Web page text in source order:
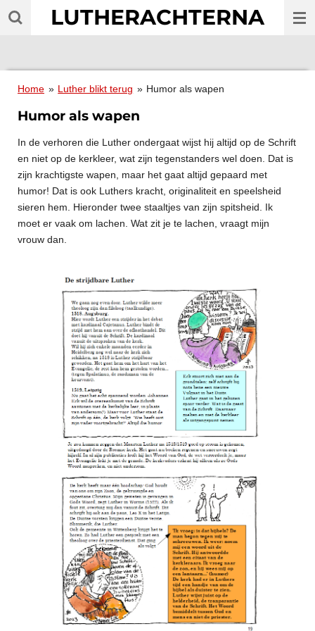
Ga
LUTHERACHTERNA
Home » Luther blikt terug » Humor als wapen
Humor als wapen
In de verhoren die Luther ondergaat wijst hij altijd op de Schrift
en niet op de kerkleer, wat zijn tegenstanders wel doen. Dat is
zijn krachtigste wapen, maar het gaat altijd gepaard met
humor! Dat is ook Luthers kracht, originaliteit en speelsheid
sieren hem. Hieronder twee staaltjes van zijn spitsheid. Ik
moet er vaak om lachen. Wat zit je te lachen, vraagt mijn
vrouw dan.